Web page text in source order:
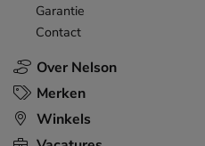
Over Nelson
Garantie
Contact
Merken
Winkels